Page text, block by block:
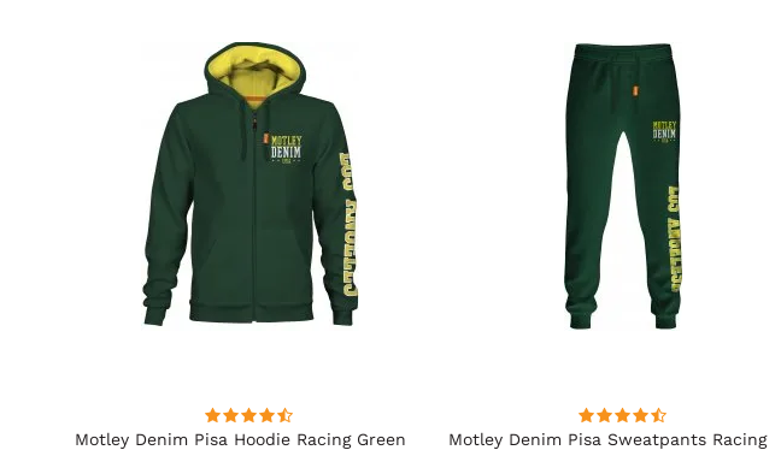
Motley Denim Pisa Hoodie Racing Green
Motley Denim Pisa Sweatpants Racing